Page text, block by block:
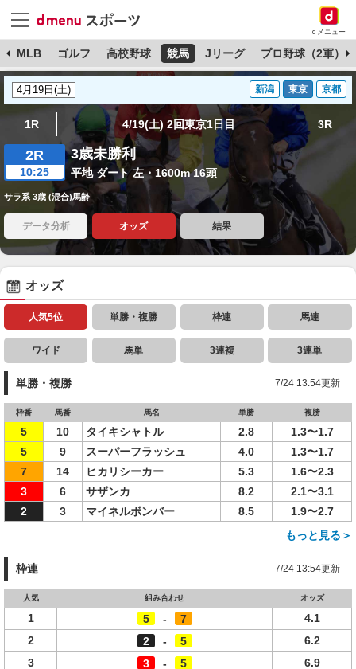
dメニュー
MLB ゴルフ 高校野球 競馬 Jリーグ プロ野球（2軍）
新潟 東京 京都
1R 4/19(土) 2回東京1日目 3R
2R
10:25
3歳未勝利
平地 ダート 左・1600m 16頭
サラ系 3歳 (混合)馬齢
データ分析 オッズ 結果
オッズ
人気5位 単勝・複勝 枠連 馬連
ワイド 馬単 3連複 3連単
単勝・複勝 7/24 13:54更新
枠番 馬番 馬名 単勝 複勝
5 10 タイキシャトル 2.8
1.3〜1.7
5
9 スーパーフラッシュ 4.0
1.3〜1.7
7
14 ヒカリシーカー 5.3
1.6〜2.3
3
6 サザンカ 8.2
2.1〜3.1
2
3 マイネルボンバー 8.5
1.9〜2.7
もっと見る＞
枠連 7/24 13:54更新
人気 組み合わせ オッズ
1 5 - 7
4.1
2
2 - 5
6.2
3
3 - 5
6.9